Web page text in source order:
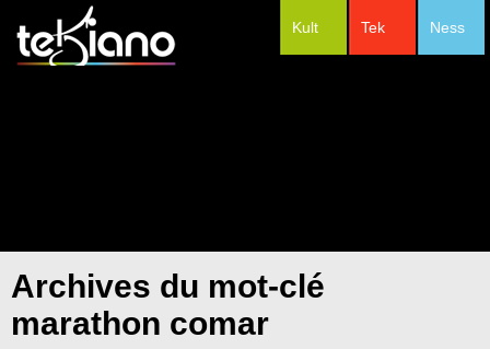
Ness
Tek
Kult
Archives du mot-clé
marathon comar